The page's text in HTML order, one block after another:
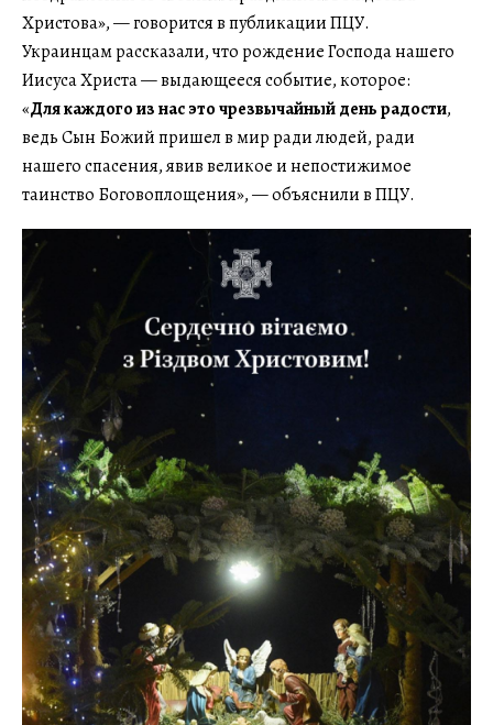
Христова», — говорится в публикации ПЦУ.
Украинцам рассказали, что рождение Господа нашего
Иисуса Христа — выдающееся событие, которое:
«Для каждого из нас это чрезвычайный день радости,
ведь Сын Божий пришел в мир ради людей, ради
нашего спасения, явив великое и непостижимое
таинство Боговоплощения», — объяснили в ПЦУ.